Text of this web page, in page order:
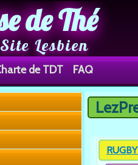
de Thé
Site Lesbien
de TDT FAQ
Vous